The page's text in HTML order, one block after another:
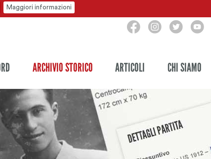
Maggiori informazioni
ARCHIVIO STORICO ARTICOLI CHI SIAMO